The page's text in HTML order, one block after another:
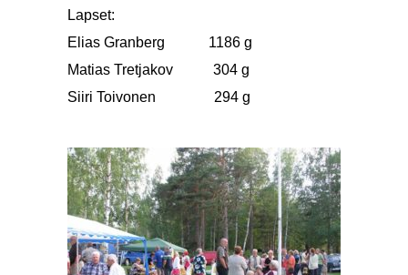
Lapset:
Elias Granberg 1186 g
Matias Tretjakov 304 g
Siiri Toivonen 294 g